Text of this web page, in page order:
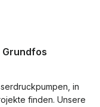
Grundfos
in
finden. Unsere